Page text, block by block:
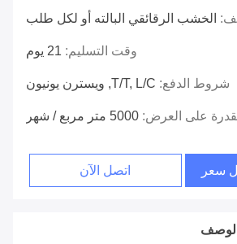
الخشب الرقائقي البالته أو لكل طلب
وقت التسليم: 21 يوم
شروط الدفع: T/T, L/C, ويسترن يونيون
على العرض: 5000 متر مربع / شهر
سعر اتصل الآن
الوصف